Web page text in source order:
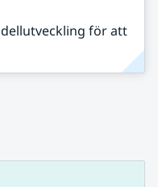
för att